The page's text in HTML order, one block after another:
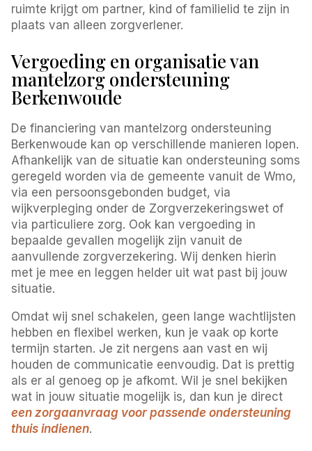
ruimte krijgt om partner, kind of familielid te zijn in
plaats van alleen zorgverlener.
Vergoeding en organisatie van
mantelzorg ondersteuning
Berkenwoude
De financiering van mantelzorg ondersteuning
Berkenwoude kan op verschillende manieren lopen.
Afhankelijk van de situatie kan ondersteuning soms
geregeld worden via de gemeente vanuit de Wmo,
via een persoonsgebonden budget, via
wijkverpleging onder de Zorgverzekeringswet of
via particuliere zorg. Ook kan vergoeding in
bepaalde gevallen mogelijk zijn vanuit de
aanvullende zorgverzekering. Wij denken hierin
met je mee en leggen helder uit wat past bij jouw
situatie.
Omdat wij snel schakelen, geen lange wachtlijsten
hebben en flexibel werken, kun je vaak op korte
termijn starten. Je zit nergens aan vast en wij
houden de communicatie eenvoudig. Dat is prettig
als er al genoeg op je afkomt. Wil je snel bekijken
wat in jouw situatie mogelijk is, dan kun je direct
een zorgaanvraag voor passende ondersteuning
thuis indienen.